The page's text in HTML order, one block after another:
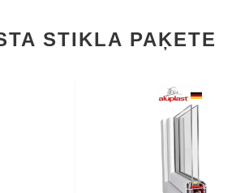
STIKLA PAĶETE
5 kameru profils
Profila biezums: 70mm
Siltumizolējošs
selektīvais stikls
Austrija furnitūra MACO